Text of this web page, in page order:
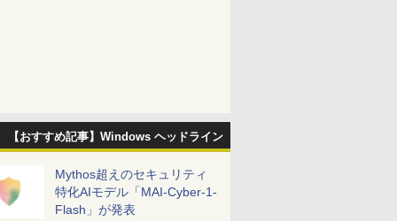
【おすすめ記事】Windows ヘッドライン
Mythos超えのセキュリティ
特化AIモデル「MAI-Cyber-1-
Flash」が発表